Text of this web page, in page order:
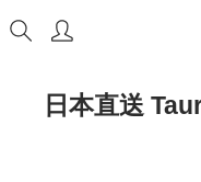
日本直送